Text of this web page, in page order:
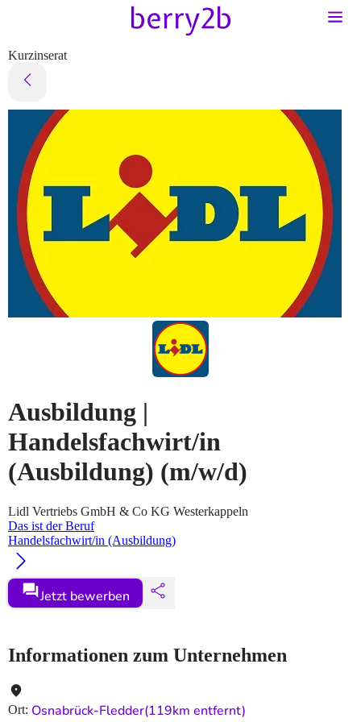
Kurzinserat
Ausbildung |
Handelsfachwirt/in
(Ausbildung) (m/w/d)
Lidl Vertriebs GmbH & Co KG Westerkappeln
Das ist der Beruf
Handelsfachwirt/in (Ausbildung)
Jetzt bewerben
Informationen zum Unternehmen
Ort: Osnabrück-Fledder(119km entfernt)